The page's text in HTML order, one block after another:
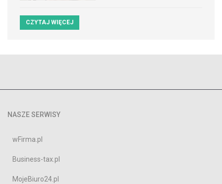
CZYTAJ WIĘCEJ
NASZE SERWISY
wFirma.pl
Business-tax.pl
MojeBiuro24.pl